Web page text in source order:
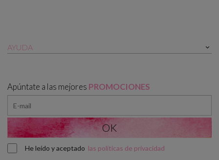
AYUDA 
Apúntate a las mejores PROMOCIONES
He leído y aceptado las políticas de privacidad